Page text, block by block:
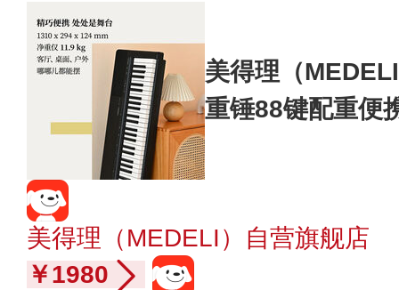
美得理（
重锤88键配重便
美得理（MEDELI）自营旗舰店
￥1980